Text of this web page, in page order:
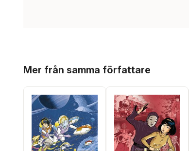
Mer från samma författare